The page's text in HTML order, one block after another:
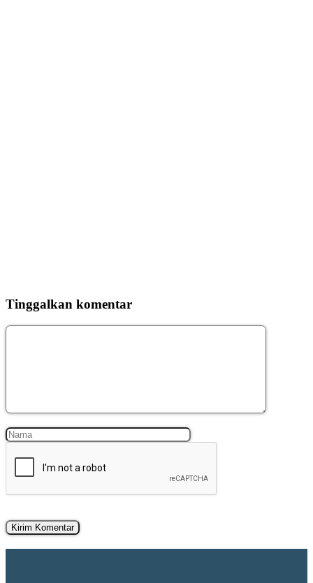
Tinggalkan komentar
Komentar
Nama Surel